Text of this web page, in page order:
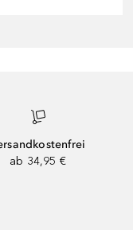
ab 34,95 €